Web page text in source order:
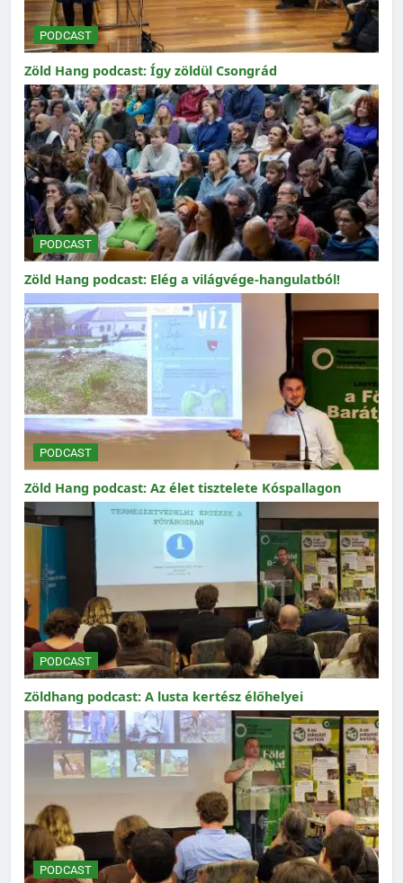
PODCAST
Zöld Hang podcast: Így zöldül Csongrád
PODCAST
Zöld Hang podcast: Elég a világvége-hangulatból!
PODCAST
Zöld Hang podcast: Az élet tisztelete Kóspallagon
PODCAST
Zöldhang podcast: A lusta kertész élőhelyei
PODCAST